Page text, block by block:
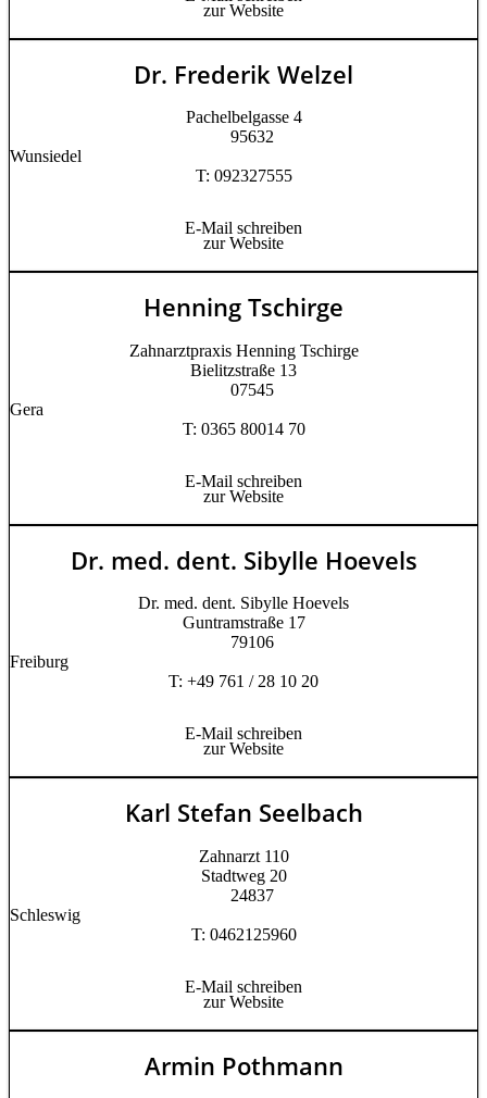
zur Website
Dr. Frederik Welzel
Pachelbelgasse 4
95632
Wunsiedel
T: 092327555
E-Mail schreiben
zur Website
Henning Tschirge
Zahnarztpraxis Henning Tschirge
Bielitzstraße 13
07545
Gera
T: 0365 80014 70
E-Mail schreiben
zur Website
Dr. med. dent. Sibylle Hoevels
Dr. med. dent. Sibylle Hoevels
Guntramstraße 17
79106
Freiburg
T: +49 761 / 28 10 20
E-Mail schreiben
zur Website
Karl Stefan Seelbach
Zahnarzt 110
Stadtweg 20
24837
Schleswig
T: 0462125960
E-Mail schreiben
zur Website
Armin Pothmann